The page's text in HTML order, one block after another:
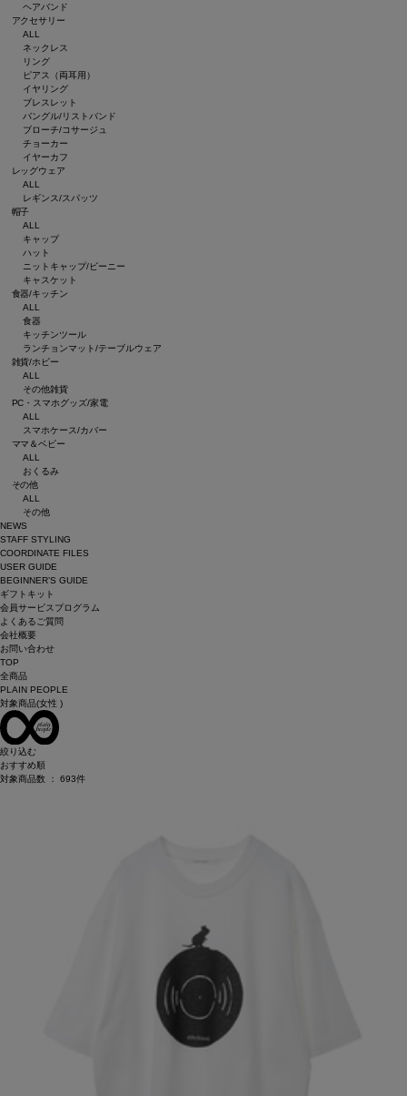
ヘアバンド
アクセサリー
ALL
ネックレス
リング
ピアス（両耳用）
イヤリング
ブレスレット
バングル/リストバンド
ブローチ/コサージュ
チョーカー
イヤーカフ
レッグウェア
ALL
レギンス/スパッツ
帽子
ALL
キャップ
ハット
ニットキャップ/ビーニー
キャスケット
食器/キッチン
ALL
食器
キッチンツール
ランチョンマット/テーブルウェア
雑貨/ホビー
ALL
その他雑貨
PC・スマホグッズ/家電
ALL
スマホケース/カバー
ママ＆ベビー
ALL
おくるみ
その他
ALL
その他
NEWS
STAFF STYLING
COORDINATE FILES
USER GUIDE
BEGINNER’S GUIDE
ギフトキット
会員サービスプログラム
よくあるご質問
会社概要
お問い合わせ
TOP
全商品
PLAIN PEOPLE
対象商品(女性 )
絞り込む
おすすめ順
対象商品数 ： 693件